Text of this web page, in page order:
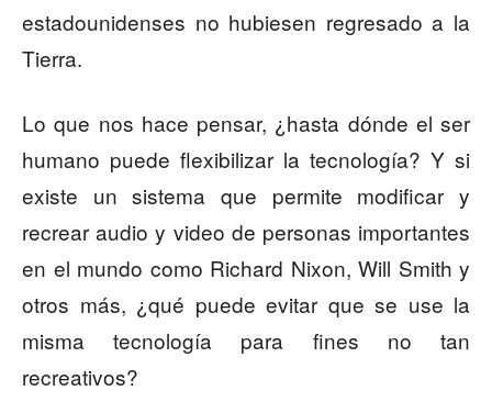
estadounidenses no hubiesen regresado a la
Tierra.
Lo que nos hace pensar, ¿hasta dónde el ser
humano puede flexibilizar la tecnología? Y si
existe un sistema que permite modificar y
recrear audio y video de personas importantes
en el mundo como Richard Nixon, Will Smith y
otros más, ¿qué puede evitar que se use la
misma tecnología para fines no tan
recreativos?